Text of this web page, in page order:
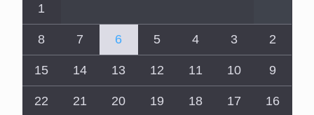
1
2
3
4
5
6
7
8
9
10
11
12
13
14
15
16
17
18
19
20
21
22